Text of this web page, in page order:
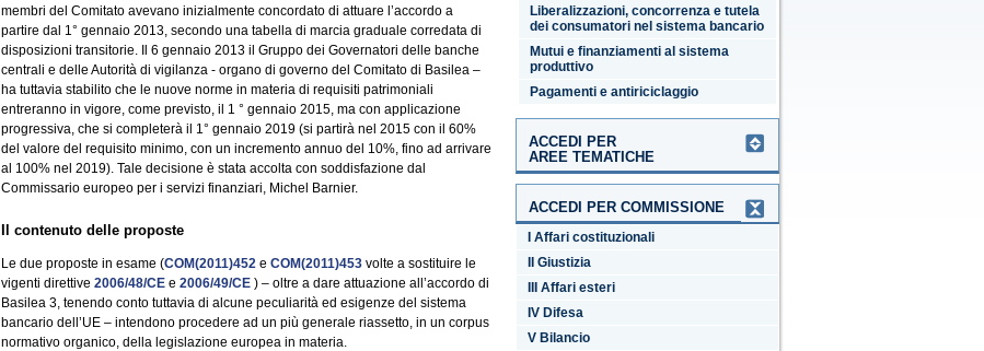
membri del Comitato avevano inizialmente concordato di attuare l’accordo a
partire dal 1° gennaio 2013, secondo una tabella di marcia graduale corredata di
disposizioni transitorie. Il 6 gennaio 2013 il Gruppo dei Governatori delle banche
centrali e delle Autorità di vigilanza - organo di governo del Comitato di Basilea –
ha tuttavia stabilito che le nuove norme in materia di requisiti patrimoniali
entreranno in vigore, come previsto, il 1 ° gennaio 2015, ma con applicazione
progressiva, che si completerà il 1° gennaio 2019 (si partirà nel 2015 con il 60%
del valore del requisito minimo, con un incremento annuo del 10%, fino ad arrivare
al 100% nel 2019). Tale decisione è stata accolta con soddisfazione dal
Commissario europeo per i servizi finanziari, Michel Barnier.
Il contenuto delle proposte
Le due proposte in esame (COM(2011)452 e COM(2011)453 volte a sostituire le
vigenti direttive 2006/48/CE e 2006/49/CE ) – oltre a dare attuazione all’accordo di
Basilea 3, tenendo conto tuttavia di alcune peculiarità ed esigenze del sistema
bancario dell’UE – intendono procedere ad un più generale riassetto, in un corpus
normativo organico, della legislazione europea in materia.
Liberalizzazioni, concorrenza e tutela
dei consumatori nel sistema bancario
Mutui e finanziamenti al sistema
produttivo
Pagamenti e antiriciclaggio
ACCEDI PER
AREE TEMATICHE
ACCEDI PER COMMISSIONE
I Affari costituzionali
II Giustizia
III Affari esteri
IV Difesa
V Bilancio